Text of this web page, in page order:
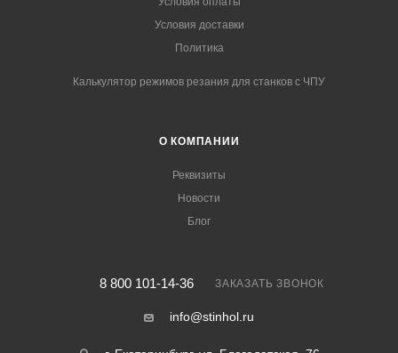
Условия доставки
Политика
Калькулятор режимов резания для станков с ЧПУ
О КОМПАНИИ
Реквизиты
Новости
Блог
8 800 101-14-36 ЗАКАЗАТЬ ЗВОНОК
info@stinhol.ru